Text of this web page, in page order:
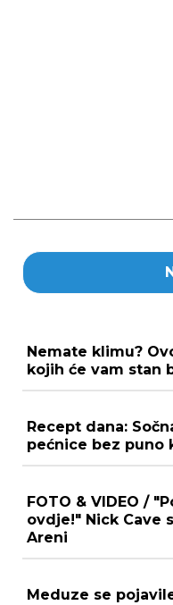
Nemate klimu?
kojih će vam stan
Recept dana:
pećnice bez puno
FOTO & VIDEO /
ovdje!" Nick Cave
Areni
Meduze se